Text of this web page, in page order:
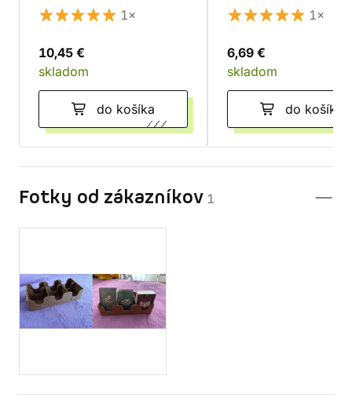
1×
10,45 €
skladom
do košíka
dovedností
1×
6,69 €
skladom
do košíka
Fotky od zákazníkov 1